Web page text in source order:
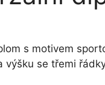
s motivem
výšku se třemi